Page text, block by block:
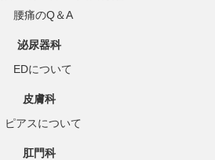
腰痛のQ＆A
泌尿器科
EDについて
皮膚科
ピアスについて
肛門科